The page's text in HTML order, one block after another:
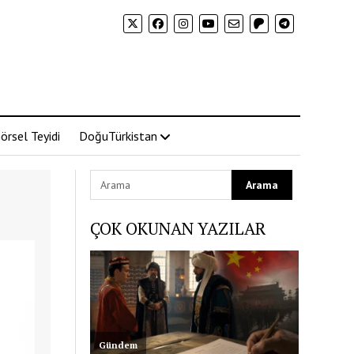
Teyidi DoğuTürkistan
ÇOK OKUNAN YAZILAR